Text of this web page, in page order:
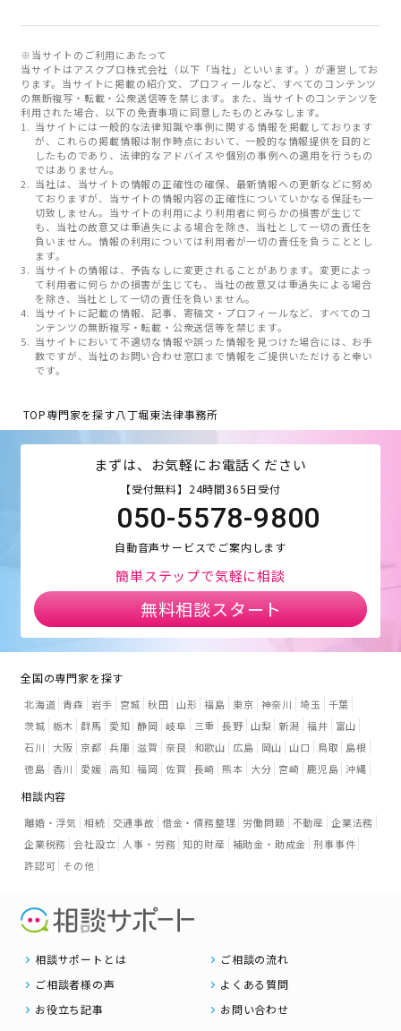
※当サイトのご利用にあたって
当サイトはアスクプロ株式会社（以下「当社」といいます。）が運営してお
ります。当サイトに掲載の紹介文、プロフィールなど、すべてのコンテンツ
の無断複写・転載・公衆送信等を禁じます。また、当サイトのコンテンツを
利用された場合、以下の免責事項に同意したものとみなします。
当サイトには一般的な法律知識や事例に関する情報を掲載しております
が、これらの掲載情報は制作時点において、一般的な情報提供を目的と
したものであり、法律的なアドバイスや個別の事例への適用を行うもの
ではありません。
当社は、当サイトの情報の正確性の確保、最新情報への更新などに努め
ておりますが、当サイトの情報内容の正確性についていかなる保証も一
切致しません。当サイトの利用により利用者に何らかの損害が生じて
も、当社の故意又は重過失による場合を除き、当社として一切の責任を
負いません。情報の利用については利用者が一切の責任を負うこととし
ます。
当サイトの情報は、予告なしに変更されることがあります。変更によっ
て利用者に何らかの損害が生じても、当社の故意又は重過失による場合
を除き、当社として一切の責任を負いません。
当サイトに記載の情報、記事、寄稿文・プロフィールなど、すべてのコ
ンテンツの無断複写・転載・公衆送信等を禁じます。
当サイトにおいて不適切な情報や誤った情報を見つけた場合には、お手
数ですが、当社のお問い合わせ窓口まで情報をご提供いただけると幸い
です。
TOP専門家を探す八丁堀東法律事務所
まずは、お気軽にお電話ください
【受付無料】24時間365日受付
050-5578-9800
自動音声サービスでご案内します
簡単ステップで気軽に相談
無料相談スタート
全国の専門家を探す
北海道 青森 岩手 宮城 秋田 山形 福島 東京 神奈川 埼玉
千葉
茨城 栃木 群馬 愛知 静岡 岐阜 三重 長野 山梨 新潟 福井
富山
石川
大阪 京都 兵庫 滋賀 奈良 和歌山 広島 岡山 山口 鳥取
島根
徳島 香川 愛媛 高知 福岡 佐賀 長崎 熊本 大分 宮崎 鹿児島 沖縄
相談内容
離婚・浮気 相続 交通事故 借金・債務整理 労働問題 不動産 企業法務
企業税務 会社設立 人事・労務 知的財産 補助金・助成金 刑事事件
許認可 その他
相談サポートとは
ご相談の流れ
ご相談者様の声
よくある質問
お役立ち記事
お問い合わせ